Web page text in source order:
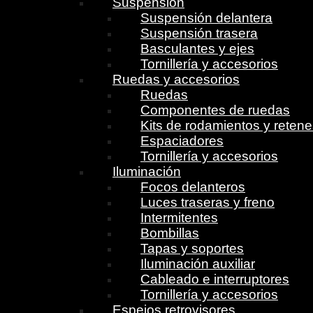
Suspensión delantera
Suspensión trasera
Basculantes y ejes
Tornillería y accesorios
Ruedas y accesorios
Ruedas
Componentes de ruedas
Kits de rodamientos y
Espaciadores
Tornillería y accesorios
Iluminación
Focos delanteros
Luces traseras y freno
Intermitentes
Bombillas
Tapas y soportes
Iluminación auxiliar
Cableado e interruptores
Tornillería y accesorios
Espejos retrovisores